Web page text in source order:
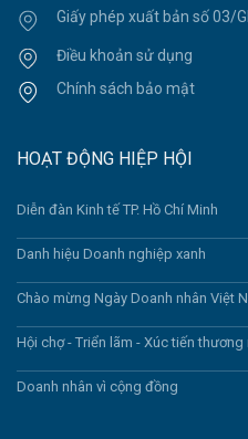
Giấy phép xuất bản số 03/
Điều khoản sử dụng
Chính sách bảo mật
HOẠT ĐỘNG HIỆP HỘI
Diễn đàn Kinh tế TP. Hồ Chí Minh
Danh hiệu Doanh nghiệp xanh
Chào mừng Ngày Doanh nhân Việt
Hội chợ - Triển lãm - Xúc tiến thương
Doanh nhân vì cộng đồng